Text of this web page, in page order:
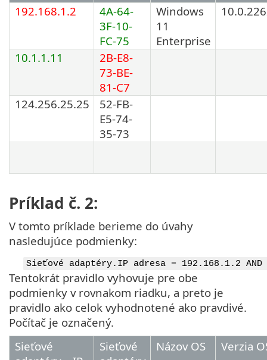
192.168.1.2
4A-64-
3F-10-
FC-75
Windows
11
Enterprise
10.1.1.11
2B-E8-
73-BE-
81-C7
124.256.25.25
52-FB-
E5-74-
35-73
Príklad č. 2:
V tomto príklade berieme do úvahy
nasledujúce podmienky:
Sieťové adaptéry.IP adresa = 192.168.1.2 AND
Tentokrát pravidlo vyhovuje pre obe
podmienky v rovnakom riadku, a preto je
pravidlo ako celok vyhodnotené ako pravdivé.
Počítač je označený.
Sieťové
Sieťové
Názov OS Verzia